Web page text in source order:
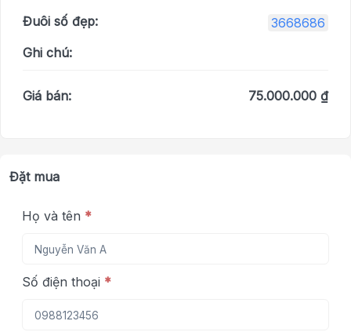
Đuôi số đẹp:
3668686
Ghi chú:
Giá bán: 75.000.000 ₫
Đặt mua
Họ và tên *
Số điện thoại *